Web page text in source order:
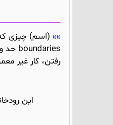
(اسم) چیزی
رفتن، کار غیر
این